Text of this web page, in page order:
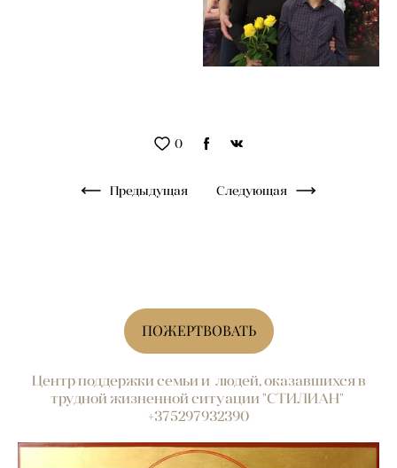
0
Предыдущая Следующая
ПОЖЕРТВОВАТЬ
Центр поддержки семьи и людей, оказавшихся в
трудной жизненной ситуации "СТИЛИАН"
+375297932390